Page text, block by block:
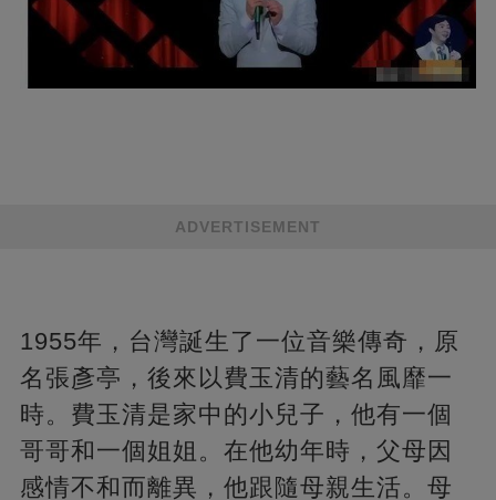
ADVERTISEMENT
1955年，台灣誕生了一位音樂傳奇，原
名張彥亭，後來以費玉清的藝名風靡一
時。費玉清是家中的小兒子，他有一個
哥哥和一個姐姐。在他幼年時，父母因
感情不和而離異，他跟隨母親生活。母